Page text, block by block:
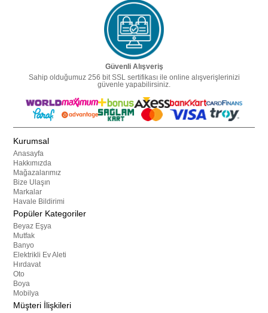
Güvenli Alışveriş
Sahip olduğumuz 256 bit SSL sertifikası ile online alışverişlerinizi
güvenle yapabilirsiniz.
Kurumsal
Anasayfa
Hakkımızda
Mağazalarımız
Bize Ulaşın
Markalar
Havale Bildirimi
Popüler Kategoriler
Beyaz Eşya
Mutfak
Banyo
Elektrikli Ev Aleti
Hırdavat
Oto
Boya
Mobilya
Müşteri İlişkileri